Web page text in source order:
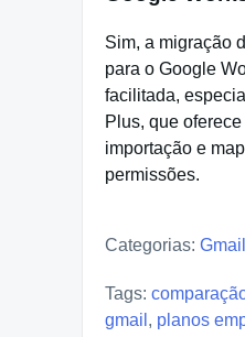
Sim, a migração
para o Google
facilitada,
Plus, que
importação e
permissões.
Categorias:
Tags:
gmail , planos